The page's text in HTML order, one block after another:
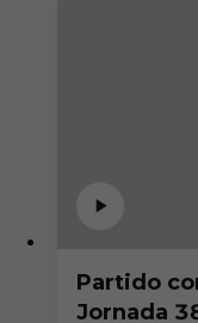
Partido
Jornada